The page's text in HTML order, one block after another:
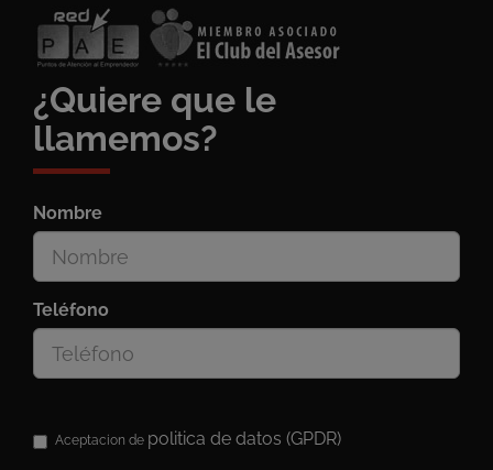
¿Quiere que le
llamemos?
Nombre
Teléfono
Aceptacion de politica de datos (GPDR)